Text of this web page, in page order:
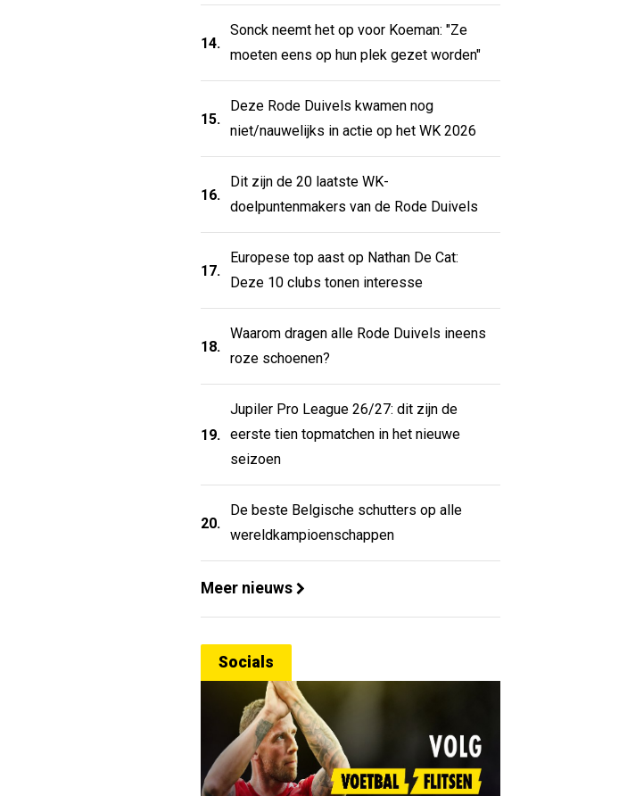
14.
Sonck neemt het op voor Koeman: "Ze
moeten eens op hun plek gezet worden"
15.
Deze Rode Duivels kwamen nog
niet/nauwelijks in actie op het WK 2026
16.
Dit zijn de 20 laatste WK-
doelpuntenmakers van de Rode Duivels
17.
Europese top aast op Nathan De Cat:
Deze 10 clubs tonen interesse
18.
Waarom dragen alle Rode Duivels ineens
roze schoenen?
19.
Jupiler Pro League 26/27: dit zijn de
eerste tien topmatchen in het nieuwe
seizoen
20.
De beste Belgische schutters op alle
wereldkampioenschappen
Meer nieuws
Socials